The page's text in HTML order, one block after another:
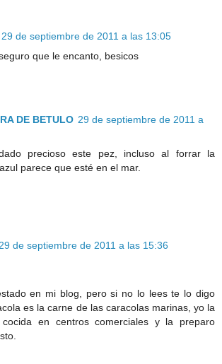
29 de septiembre de 2011 a las 13:05
que le encanto, besicos
DE BETULO 29 de septiembre de 2011 a
precioso este pez, incluso al forrar la
parece que esté en el mar.
29 de septiembre de 2011 a las 15:36
en mi blog, pero si no lo lees te lo digo
es la carne de las caracolas marinas, yo la
en centros comerciales y la preparo